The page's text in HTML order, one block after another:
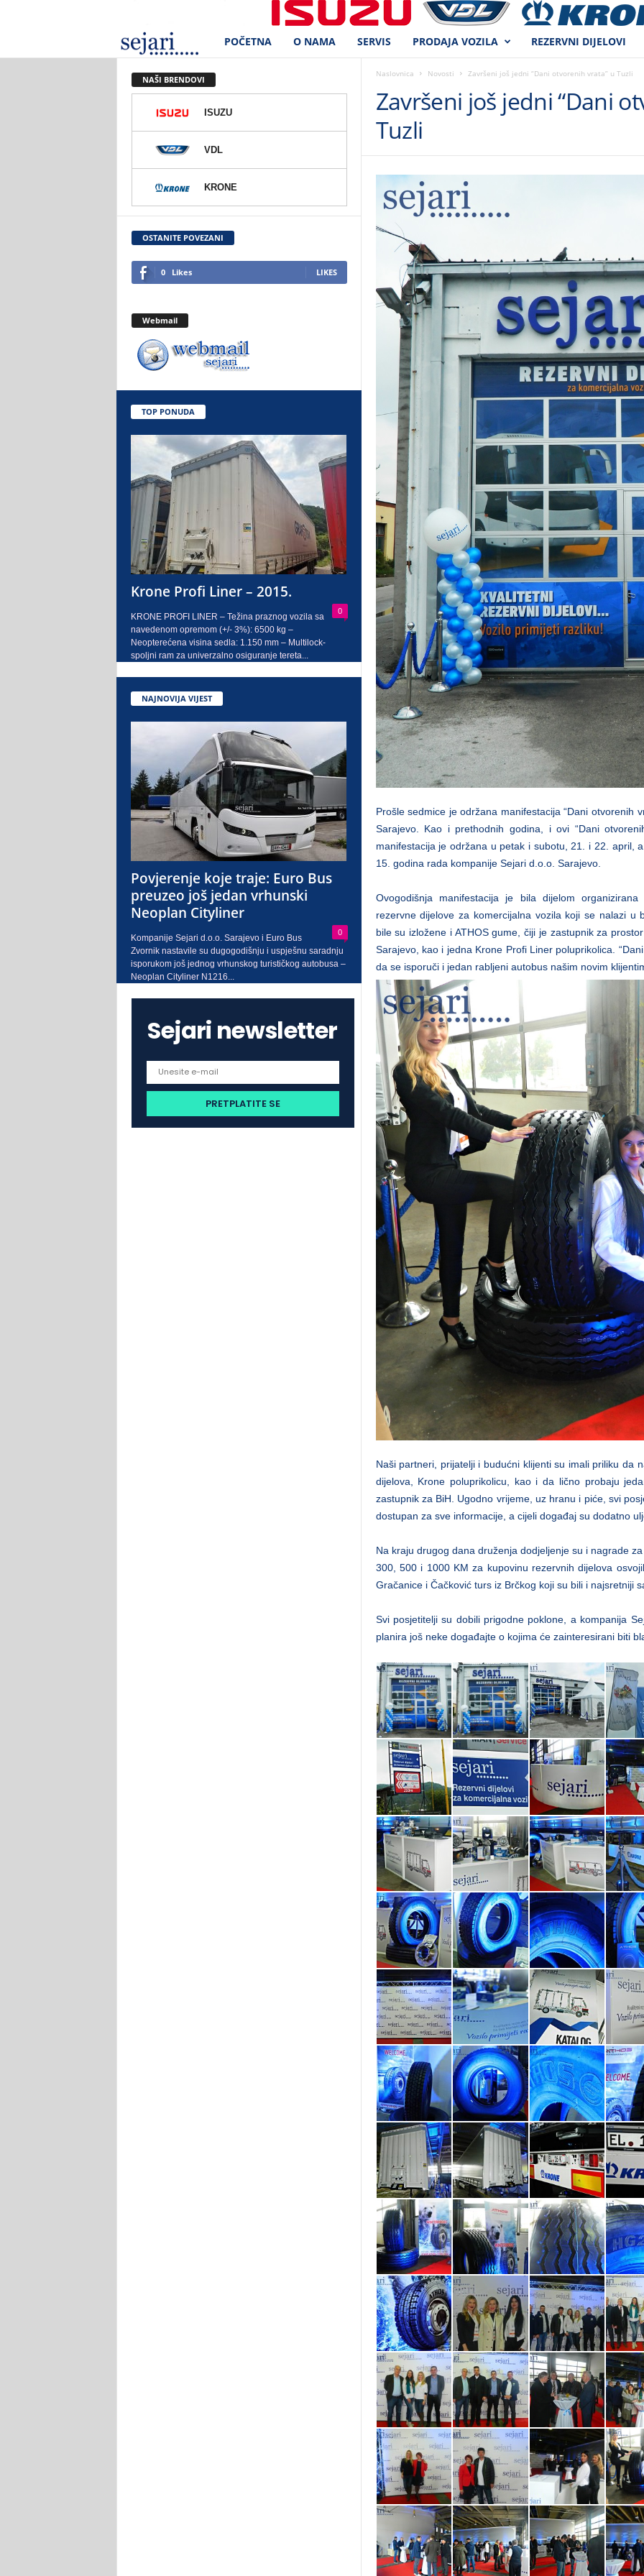
e
r
d
.
o
.
a
j
o
POČETNA O NAMA SERVIS PRODAJA VOZILA REZERVNI DIJELOVI
Naslovnica Novosti Završeni još jedni “Dani otvorenih vrata” u Tuzli
Završeni još jedni “Dani
Tuzli
Prošle sedmice je održana manifestacija “Dani otvorenih
Sarajevo. Kao i prethodnih godina, i ovi “Dani
manifestacija je održana u petak i subotu, 21. i 22. april,
15. godina rada kompanije Sejari d.o.o. Sarajevo.
Ovogodišnja manifestacija je bila dijelom
rezervne dijelove za komercijalna vozila koji se nalazi u
bile su izložene i ATHOS gume, čiji je zastupnik za
Sarajevo, kao i jedna Krone Profi Liner poluprikolica.
da se isporuči i jedan rabljeni autobus našim novim
Naši partneri, prijatelji i budućni klijenti su imali priliku da
dijelova, Krone poluprikolicu, kao i da lično probaju
zastupnik za BiH. Ugodno vrijeme, uz hranu i piće, svi
dostupan za sve informacije, a cijeli događaj su dodatno
Na kraju drugog dana druženja dodjeljenje su i nagrade
300, 500 i 1000 KM za kupovinu rezervnih dijelova
Gračanice i Čačković turs iz Brčkog koji su bili i najsretniji
Svi posjetitelji su dobili prigodne poklone, a kompanija
planira još neke događajte o kojima će zainteresirani biti
NAŠI BRENDOVI
ISUZU
VDL
KRONE
OSTANITE POVEZANI
0 Likes LIKES
Webmail
TOP PONUDA
Krone Profi Liner – 2015.
0
KRONE PROFI LINER – Težina praznog vozila sa
navedenom opremom (+/- 3%): 6500 kg –
Neopterećena visina sedla: 1.150 mm – Multilock-
spoljni ram za univerzalno osiguranje tereta...
NAJNOVIJA VIJEST
Povjerenje koje traje: Euro Bus
preuzeo još jedan vrhunski
Neoplan Cityliner
0
Kompanije Sejari d.o.o. Sarajevo i Euro Bus
Zvornik nastavile su dugogodišnju i uspješnu saradnju
isporukom još jednog vrhunskog turističkog autobusa –
Neoplan Cityliner N1216...
Sejari newsletter